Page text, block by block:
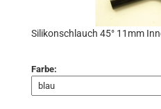
Silikonschlauch 45° 11mm
Farbe: